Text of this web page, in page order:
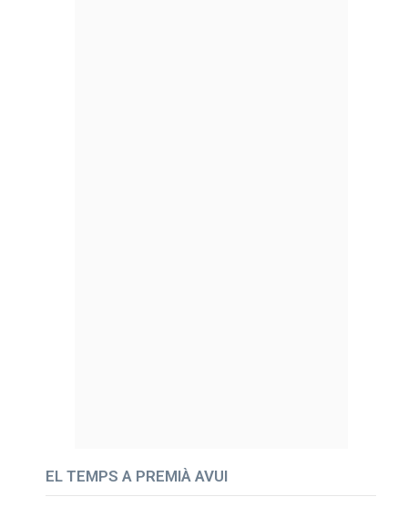
EL TEMPS A PREMIÀ AVUI